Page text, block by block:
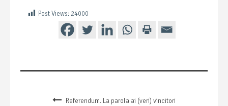
Post Views: 24000
Referendum. La parola ai (veri) vincitori